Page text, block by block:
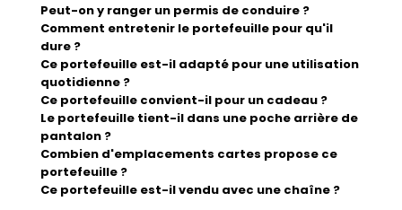
Peut-on y ranger un permis de conduire ?
Comment entretenir le portefeuille pour qu'il
dure ?
Ce portefeuille est-il adapté pour une utilisation
quotidienne ?
Ce portefeuille convient-il pour un cadeau ?
Le portefeuille tient-il dans une poche arrière de
pantalon ?
Combien d'emplacements cartes propose ce
portefeuille ?
Ce portefeuille est-il vendu avec une chaîne ?